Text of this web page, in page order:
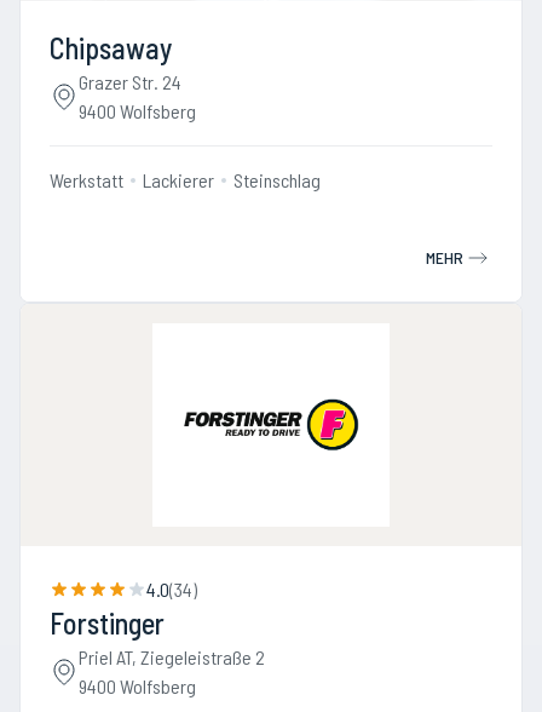
Chipsaway
Grazer Str. 24
9400 Wolfsberg
Werkstatt Lackierer Steinschlag
MEHR
4.0(34)
Forstinger
Priel AT, Ziegeleistraße 2
9400 Wolfsberg